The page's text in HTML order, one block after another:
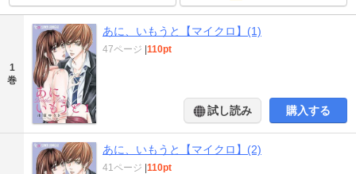
1
巻
あに、いもうと【マイクロ】(1)
47ページ |110pt
試し読み 購入する
あに、いもうと【マイクロ】(2)
41ページ |110pt